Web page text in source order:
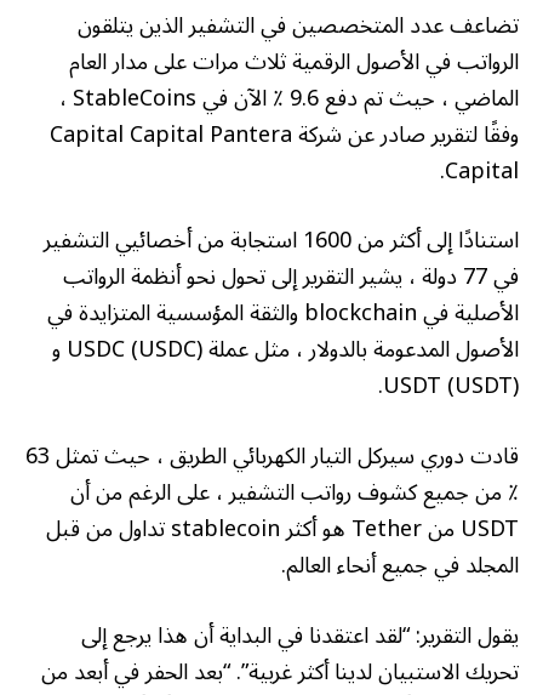
تضاعف عدد المتخصصين في التشفير الذين يتلقون
الرواتب في الأصول الرقمية ثلاث مرات على مدار العام
الماضي ، حيث تم دفع 9.6 ٪ الآن في StableCoins ،
وفقًا لتقرير صادر عن شركة Capital Capital Pantera
Capital.
استنادًا إلى أكثر من 1600 استجابة من أخصائيي التشفير
في 77 دولة ، يشير التقرير إلى تحول نحو أنظمة الرواتب
الأصلية في blockchain والثقة المؤسسية المتزايدة في
الأصول المدعومة بالدولار ، مثل عملة USDC (USDC) و
USDT (USDT).
قادت دوري سيركل التيار الكهربائي الطريق ، حيث تمثل 63
٪ من جميع كشوف رواتب التشفير ، على الرغم من أن
USDT من Tether هو أكثر stablecoin تداول من قبل
المجلد في جميع أنحاء العالم.
يقول التقرير: “لقد اعتقدنا في البداية أن هذا يرجع إلى
تحريك الاستبيان لدينا أكثر غربية”. “بعد الحفر في أبعد من